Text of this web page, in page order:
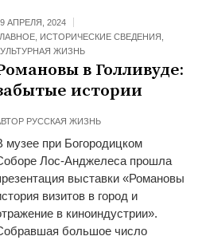
АПРЕЛЯ, 2024
ИСТОРИЧЕСКИЕ СВЕДЕНИЯ
ЖИЗНЬ
в Голливуде:
истории
РУССКАЯ ЖИЗНЬ
музее при Богородицком
Лос-Анджелеса прошла
выставки «Романовы
визитов в город и
в киноиндустрии».
большое число